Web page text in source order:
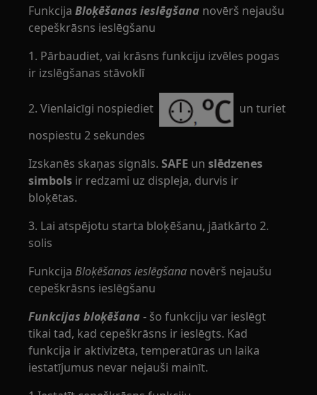
FunkcijaBloķēšanas ieslēgšana novērš nejaušu
cepeškrāsns ieslēgšanu
1. Pārbaudiet, vai krāsns funkciju izvēles pogas
ir izslēgšanas stāvoklī
2. Vienlaicīgi nospiediet
un turiet
nospiestu 2 sekundes
Izskanēs skaņas signāls.SAFE unslēdzenes
simbols ir redzami uz displeja, durvis ir
bloķētas.
3. Lai atspējotu starta bloķēšanu, jāatkārto 2.
solis
FunkcijaBloķēšanas ieslēgšana novērš nejaušu
cepeškrāsns ieslēgšanu
Funkcijas bloķēšana - šo funkciju var ieslēgt
tikai tad, kad cepeškrāsns ir ieslēgts. Kad
funkcija ir aktivizēta, temperatūras un laika
iestatījumus nevar nejauši mainīt.